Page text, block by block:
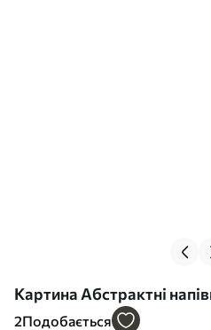
Картина Абстрактні
s44558
2Подобається